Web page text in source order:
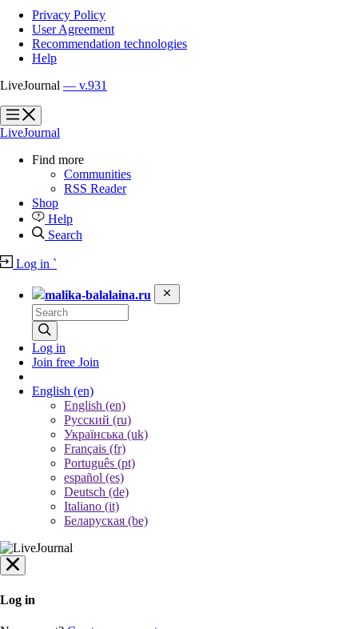
Privacy Policy
User Agreement
Recommendation technologies
Help
LiveJournal — v.931
?
?
LiveJournal
Find more
Communities
RSS Reader
Shop
Help
Search
Log in `
malika-balalaina.ru
Log in
Join free Join
English (en)
English (en)
Русский (ru)
Українська (uk)
Français (fr)
Português (pt)
español (es)
Deutsch (de)
Italiano (it)
Беларуская (be)
Log in